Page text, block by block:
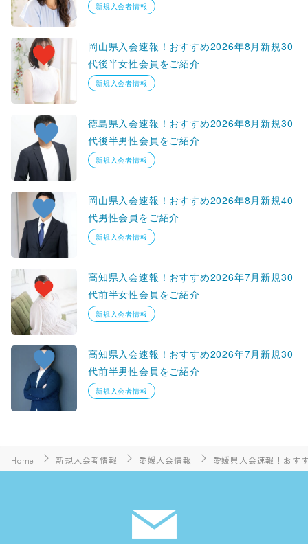
新規入会者情報
岡山県入会速報！おすすめ2026年8月新規30
代後半女性会員をご紹介
新規入会者情報
徳島県入会速報！おすすめ2026年8月新規30
代後半男性会員をご紹介
新規入会者情報
岡山県入会速報！おすすめ2026年8月新規40
代男性会員をご紹介
新規入会者情報
高知県入会速報！おすすめ2026年7月新規30
代前半女性会員をご紹介
新規入会者情報
高知県入会速報！おすすめ2026年7月新規30
代前半男性会員をご紹介
新規入会者情報
Home 新規入会者情報 愛媛入会情報 愛媛県入会速報！おす